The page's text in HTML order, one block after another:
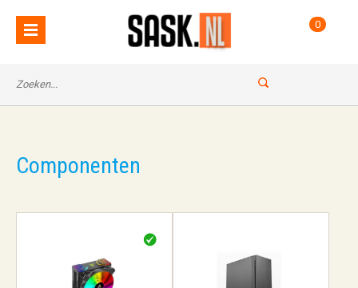
0
Componenten